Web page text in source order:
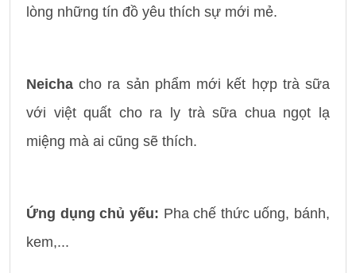
lòng những tín đồ yêu thích sự mới mẻ.
Neicha cho ra sản phẩm mới kết hợp trà sữa
với việt quất cho ra ly trà sữa chua ngọt lạ
miệng mà ai cũng sẽ thích.
Ứng dụng chủ yếu: Pha chế thức uống, bánh,
kem,...